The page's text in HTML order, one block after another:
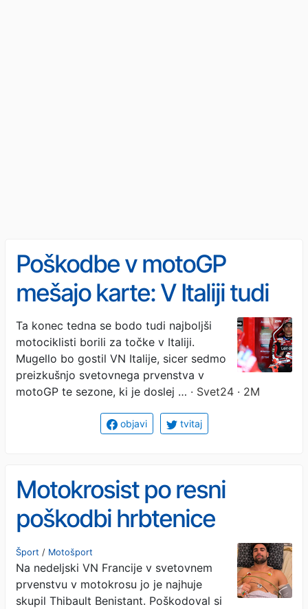
Poškodbe v motoGP
mešajo karte: V Italiji tudi
veterana in svetovni prvak
Ta konec tedna se bodo tudi najboljši
motociklisti borili za točke v Italiji.
Mugello bo gostil VN Italije, sicer sedmo
preizkušnjo svetovnega prvenstva v
motoGP te sezone, ki je doslej … · Svet24 · 2M
objavi tvitaj
Motokrosist po resni
poškodbi hrbtenice
operiran
Šport / Motošport
Na nedeljski VN Francije v svetovnem
prvenstvu v motokrosu jo je najhuje
skupil Thibault Benistant. Poškodoval si